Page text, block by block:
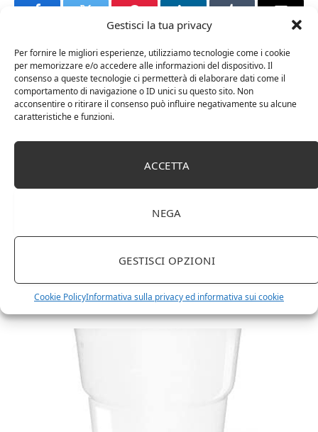
Gestisci la tua privacy
Per fornire le migliori esperienze, utilizziamo tecnologie come i cookie
per memorizzare e/o accedere alle informazioni del dispositivo. Il
consenso a queste tecnologie ci permetterà di elaborare dati come il
comportamento di navigazione o ID unici su questo sito. Non
acconsentire o ritirare il consenso può influire negativamente su alcune
caratteristiche e funzioni.
ACCETTA
NEGA
GESTISCI OPZIONI
Cookie PolicyInformativa sulla privacy ed informativa sui cookie
Twitter Pinterest LinkedIn Email
RELATEDPOSTS
(Lu x La x A), effetto quercia(In precedenza
marchio Movian)